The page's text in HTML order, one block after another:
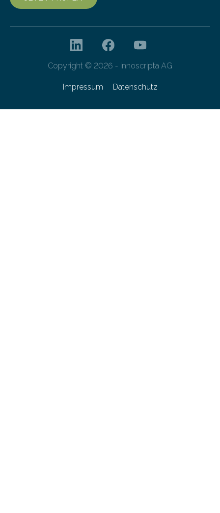
Copyright © 2026 - innoscripta AG
Impressum Datenschutz